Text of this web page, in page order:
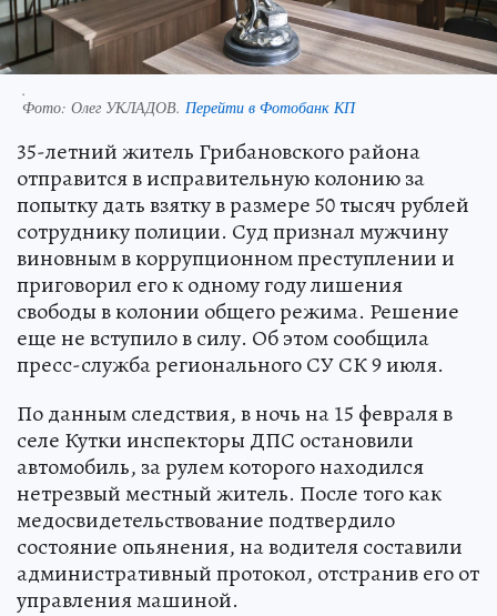
.
Фото: Олег УКЛАДОВ. Перейти в Фотобанк КП
35-летний житель Грибановского района
отправится в исправительную колонию за
попытку дать взятку в размере 50 тысяч рублей
сотруднику полиции. Суд признал мужчину
виновным в коррупционном преступлении и
приговорил его к одному году лишения
свободы в колонии общего режима. Решение
еще не вступило в силу. Об этом сообщила
пресс-служба регионального СУ СК 9 июля.
По данным следствия, в ночь на 15 февраля в
селе Кутки инспекторы ДПС остановили
автомобиль, за рулем которого находился
нетрезвый местный житель. После того как
медосвидетельствование подтвердило
состояние опьянения, на водителя составили
административный протокол, отстранив его от
управления машиной.